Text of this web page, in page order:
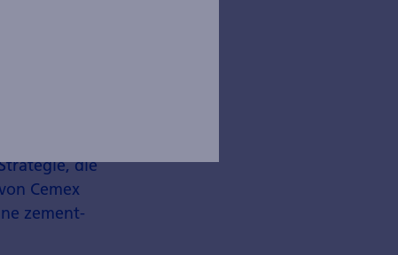
die
Cemex
zement­